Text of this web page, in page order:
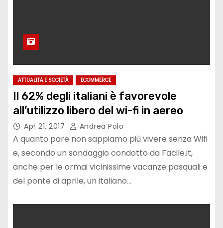
ATTUALITÀ E SOCIETÀ ECOMMERCE
Il 62% degli italiani è favorevole
all’utilizzo libero del wi-fi in aereo
Apr 21, 2017 Andrea Polo
A quanto pare non sappiamo più vivere senza Wifi
e, secondo un sondaggio condotto da Facile.it,
anche per le ormai vicinissime vacanze pasquali e
del ponte di aprile, un italiano…